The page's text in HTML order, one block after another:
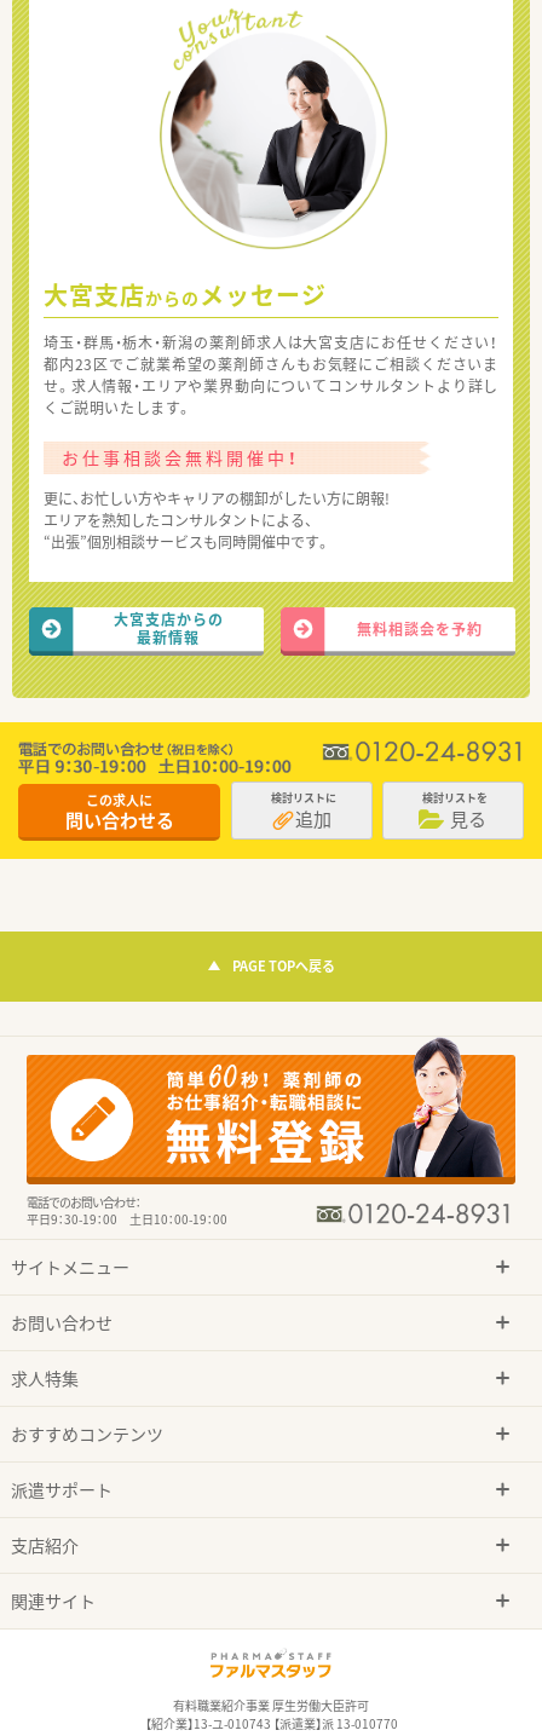
大宮支店からの メッセージ
埼玉・群馬・栃木・新潟の薬剤師求人は大宮支店にお任せください！
都内23区でご就業希望の薬剤師さんもお気軽にご相談くださいま
せ。求人情報・エリアや業界動向についてコンサルタントより詳し
くご説明いたします。
お仕事相談会無料開催中！
更に、お忙しい方やキャリアの棚卸がしたい方に朗報!
エリアを熟知したコンサルタントによる、
“出張”個別相談サービスも同時開催中です。
大宮支店からの
最新情報
無料相談会を予約
この求人に
問い合わせる
検討リストに
追加
検討リストを
見る
PAGE TOPへ戻る
電話でのお問い合わせ：
平日9：30-19：00 土日10：00-19：00
サイトメニュー
お問い合わせ
求人特集
おすすめコンテンツ
派遣サポート
支店紹介
関連サイト
有料職業紹介事業 厚生労働大臣許可
【紹介業】13-ユ-010743 【派遣業】派 13-010770